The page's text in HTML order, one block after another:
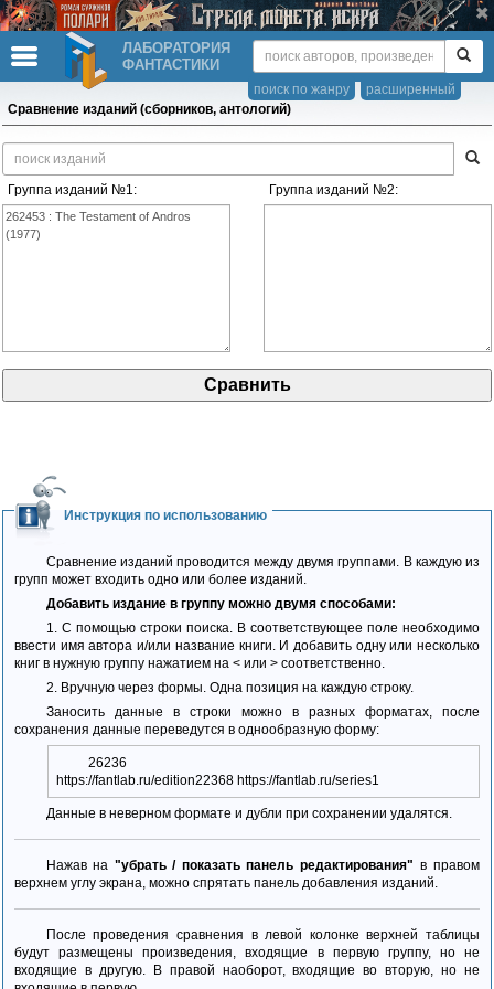
ЛАБОРАТОРИЯ
ФАНТАСТИКИ
расширенный
поиск по жанру
Сравнение изданий (сборников, антологий)
Группа изданий №1: Группа изданий №2:
Инструкция по использованию
Сравнение изданий проводится между двумя группами. В каждую из
групп может входить одно или более изданий.
Добавить издание в группу можно двумя способами:
1. С помощью строки поиска. В соответствующее поле необходимо
ввести имя автора и/или название книги. И добавить одну или несколько
книг в нужную группу нажатием на < или > соответственно.
2. Вручную через формы. Одна позиция на каждую строку.
Заносить данные в строки можно в разных форматах, после
сохранения данные переведутся в однообразную форму:
26236
https://fantlab.ru/edition22368 https://fantlab.ru/series1
Данные в неверном формате и дубли при сохранении удалятся.
Нажав на "убрать / показать панель редактирования" в правом
верхнем углу экрана, можно спрятать панель добавления изданий.
После проведения сравнения в левой колонке верхней таблицы
будут размещены произведения, входящие в первую группу, но не
входящие в другую. В правой наоборот, входящие во вторую, но не